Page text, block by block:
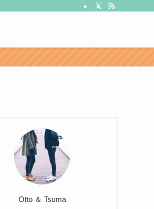
Otto ＆ Tsuma